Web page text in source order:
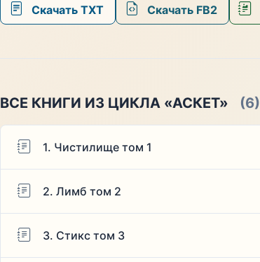
Скачать TXT Скачать FB2
ВСЕ КНИГИ ИЗ ЦИКЛА «АСКЕТ» (6)
1. Чистилище том 1
2. Лимб том 2
3. Стикс том 3